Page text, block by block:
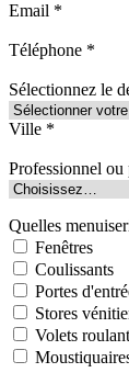
Email *
Téléphone *
Sélectionnez le
Ville *
Professionnel ou
Quelles
Fenêtres
Coulissants
Portes
Stores
Volets